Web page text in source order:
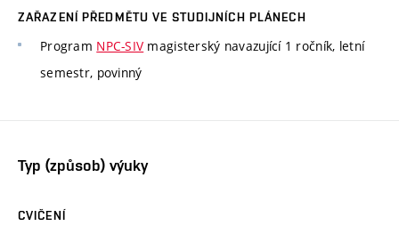
ZAŘAZENÍ PŘEDMĚTU VE STUDIJNÍCH PLÁNECH
Program NPC-SIV magisterský navazující 1 ročník, letní
semestr, povinný
Typ (způsob) výuky
CVIČENÍ